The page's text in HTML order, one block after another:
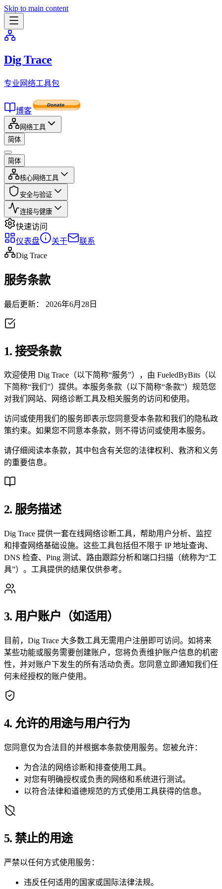
Skip to main content
Dig Trace
专业网络工具包
博客
网络工具
简体
简体
核心网络工具
安全与验证
连接与健康
快速访问
仪表盘
关于
联系
Dig Trace
服务条款
最后更新： 2026年6月28日
1. 接受条款
欢迎使用 Dig Trace（以下简称“服务”），由 FueledByBits（以
下简称“我们”）提供。本服务条款（以下简称“条款”）规范您
对我们网站、网络诊断工具及相关服务的访问和使用。
访问或使用我们的服务即表示您同意受本条款和我们的隐私政
策约束。如果您不同意本条款，则不得访问或使用本服务。
请仔细阅读本条款，其中包含有关您的法律权利、救济和义务
的重要信息。
2. 服务描述
Dig Trace 提供一套在线网络诊断工具，帮助用户分析、监控
和排查网络基础设施。这些工具包括但不限于 IP 地址查询、
DNS 检查、Ping 测试、路由跟踪分析和端口扫描（统称为“工
具”）。工具提供的结果仅供参考。
3. 用户账户（如适用）
目前，Dig Trace 大多数工具无需用户注册即可访问。如将来
某些功能或服务需要创建账户，您将负责维护账户信息的机密
性，并对账户下发生的所有活动负责。您同意立即通知我们任
何未经授权的账户使用。
4. 允许的用途与用户行为
您同意仅为合法目的并根据本条款使用服务。您被允许：
为合法的网络诊断和排查使用工具。
对您有明确授权或负责的网络和系统进行测试。
以符合法律和道德规范的方式使用工具获得的信息。
5. 禁止的用途
严禁以任何方式使用服务：
违反任何适用的国家或国际法律法规。